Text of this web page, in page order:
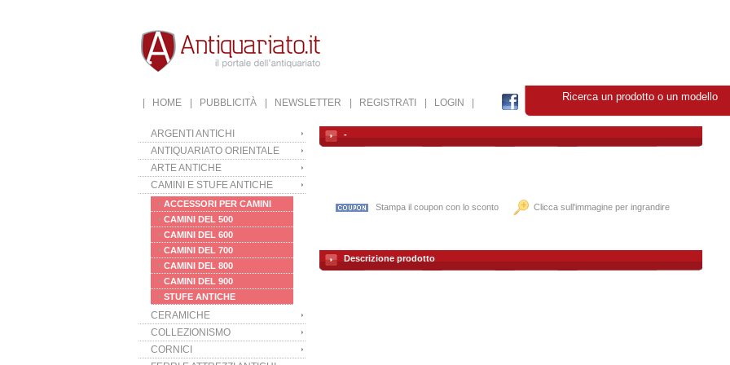
| HOME | PUBBLICITÀ | NEWSLETTER | REGISTRATI | LOGIN | Ricerca un prodotto o un
ARGENTI ANTICHI
ANTIQUARIATO ORIENTALE
ARTE ANTICHE
CAMINI E STUFE ANTICHE
ACCESSORI PER CAMINI
CAMINI DEL 500
CAMINI DEL 600
CAMINI DEL 700
CAMINI DEL 800
CAMINI DEL 900
STUFE ANTICHE
CERAMICHE
COLLEZIONISMO
CORNICI
-
Stampa il coupon con lo sconto Clicca sull'immagine per ingrandire
Descrizione prodotto